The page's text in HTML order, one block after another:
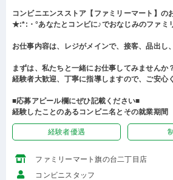
コンビニエンスストア【ファミリーマート】の
★:*:・°あなたとコンビに♪でおなじみのファ
お仕事内容は、レジがメインで、接客、品出し
まずは、私たちと一緒にお仕事してみませんか
経験者大歓迎、丁寧に指導しますので、ご安心
■応募アピール欄にぜひ記載ください■
経験したことのあるコンビニ名とその就業期間
経験者優遇
ファミリーマート旗の台二丁目店
コンビニスタッフ